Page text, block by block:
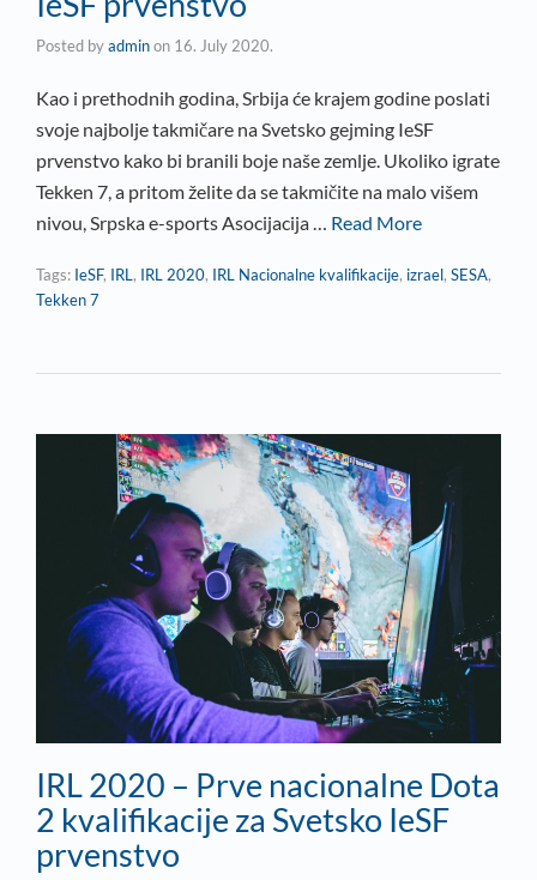
Posted byadminon 16. July 2020.
Kao i prethodnih godina, Srbija će krajem godine poslati
svoje najbolje takmičare na Svetsko gejming IeSF
prvenstvo kako bi branili boje naše zemlje. Ukoliko igrate
Tekken 7, a pritom želite da se takmičite na malo višem
nivou, Srpska e-sports Asocijacija … Read More
Tags: IeSF, IRL, IRL 2020, IRL Nacionalne kvalifikacije, izrael, SESA,
Tekken 7
IRL 2020 – Prve nacionalne Dota
2 kvalifikacije za Svetsko IeSF
prvenstvo